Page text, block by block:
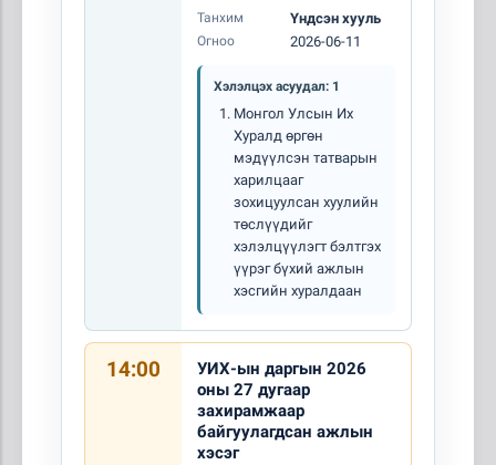
Танхим Үндсэн хууль
Огноо 2026-06-11
Хэлэлцэх асуудал: 1
Монгол Улсын Их
Хуралд өргөн
мэдүүлсэн татварын
харилцааг
зохицуулсан хуулийн
төслүүдийг
хэлэлцүүлэгт бэлтгэх
үүрэг бүхий ажлын
хэсгийн хуралдаан
14:00
УИХ-ын даргын 2026
оны 27 дугаар
захирамжаар
байгуулагдсан ажлын
хэсэг